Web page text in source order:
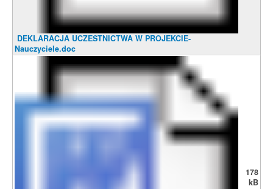
DEKLARACJA UCZESTNICTWA W PROJEKCIE-
Nauczyciele.doc
178
kB